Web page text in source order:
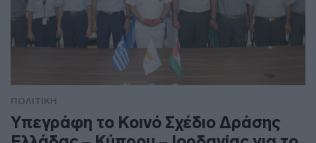
ΠΟΛΙΤΙΚΗ
Υπεγράφη το Κοινό Σχέδιο Δράσης